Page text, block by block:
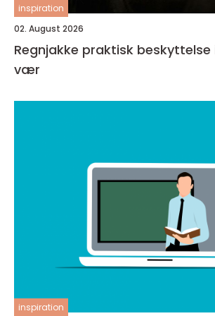
inspiration
02. August 2026
Regnjakke praktisk beskyttelse i all slags
vær
inspiration